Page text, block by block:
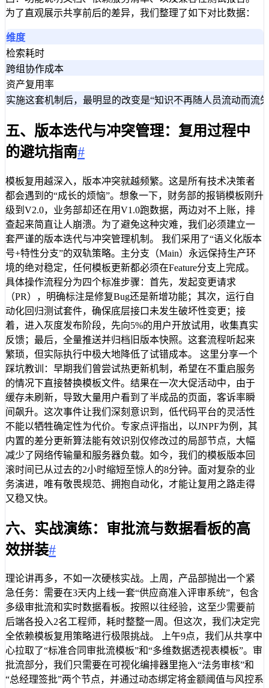
为了直观展示共享前后的差异，我们整理了如下对比数据：
维度
检索耗时
跨组协作成本
资产复用率
实施这套机制后，最明显的改变是“知识不再随人员流动而流
五、版本迭代与冲突管理：复用过程中
的避坑指南#
模板复用越深入，版本冲突就越频繁。这是所有技术决策者
都会遇到的“成长的烦恼”。想象一下，财务部的报销模板刚升
级到V2.0，业务部却还在用V1.0跑数据，两边对不上账，排
查起来简直让人崩溃。为了避免这种灾难，我们必须建立一
套严谨的版本迭代与冲突管理机制。 我们采用了“语义化版本
号+特性分支”的双轨策略。主分支（Main）永远保持生产环
境的绝对稳定，任何模板更新都必须在Feature分支上完成。
具体操作流程分为四个标准步骤：首先，发起变更请求
（PR），明确标注是修复Bug还是新增功能；其次，运行自
动化回归测试套件，确保底层接口未发生破坏性变更；接
着，进入灰度发布阶段，先向5%的用户开放试用，收集真实
反馈；最后，全量推送并归档旧版本快照。这套流程听起来
繁琐，但实际执行中极大地降低了试错成本。 这里分享一个
踩坑教训：早期我们曾尝试热更新机制，希望在不重启服务
的情况下直接替换模板文件。结果在一次大促活动中，由于
缓存未刷新，导致大量用户看到了半成品的页面，客诉率瞬
间飙升。这次事件让我们深刻意识到，低代码平台的灵活性
不能以牺牲确定性为代价。专家点评指出，以JNPF为例，其
内置的差分更新算法能有效识别仅修改过的局部节点，大幅
减少了网络传输量和服务器负载。如今，我们的模板版本回
滚时间已从过去的2小时缩短至惊人的8分钟。面对复杂的业
务演进，唯有敬畏规范、拥抱自动化，才能让复用之路走得
又稳又快。
六、实战演练：审批流与数据看板的高
效拼装#
理论讲再多，不如一次硬核实战。上周，产品部抛出一个紧
急任务：需要在3天内上线一套“供应商准入评审系统”，包含
多级审批流和实时数据看板。按照以往经验，这至少需要前
后端各投入2名工程师，耗时整整一周。但这次，我们决定完
全依赖模板复用策略进行极限挑战。 上午9点，我们从共享中
心拉取了“标准合同审批流模板”和“多维数据透视表模板”。审
批流部分，我们只需要在可视化编排器里拖入“法务审核”和
“总经理签批”两个节点，并通过动态绑定将金额阈值与风控系